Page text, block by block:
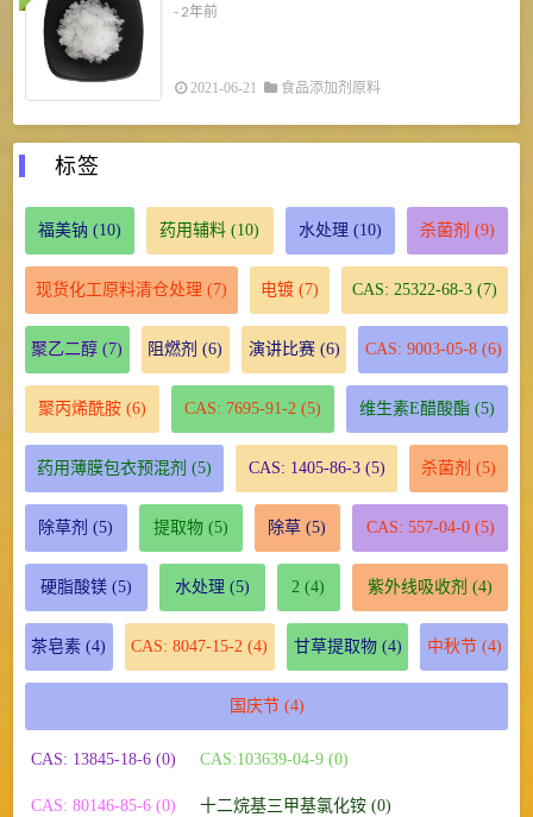
- 2年前
2021-06-21 食品添加剂原料
标签
福美钠 (10) 药用辅料 (10) 水处理 (10) 杀菌剂 (9)
现货化工原料清仓处理 (7) 电镀 (7) CAS: 25322-68-3 (7)
聚乙二醇 (7) 阻燃剂 (6) 演讲比赛(6) CAS: 9003-05-8(6)
聚丙烯酰胺(6) CAS: 7695-91-2 (5) 维生素E醋酸酯 (5)
药用薄膜包衣预混剂 (5) CAS: 1405-86-3(5) 杀菌剂 (5)
除草剂 (5) 提取物(5) 除草 (5) CAS: 557-04-0(5)
硬脂酸镁(5) 水处理 (5) 2 (4) 紫外线吸收剂 (4)
茶皂素 (4) CAS: 8047-15-2 (4) 甘草提取物(4) 中秋节(4)
国庆节(4)
CAS: 13845-18-6 (0) CAS:103639-04-9 (0)
CAS: 80146-85-6 (0) 十二烷基三甲基氯化铵 (0)